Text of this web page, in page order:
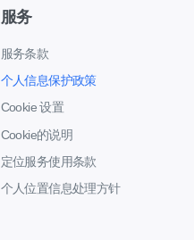
服务
服务条款
个人信息保护政策
Cookie 设置
Cookie的说明
定位服务使用条款
个人位置信息处理方针